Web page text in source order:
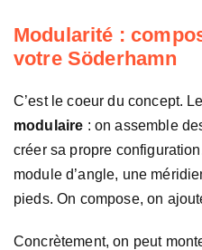
Modularité :
votre Söderhamn
C’est le coeur du concept.
modulaire : on assemble
créer sa propre
module d’angle, une
pieds. On compose, on
Concrètement, on peut